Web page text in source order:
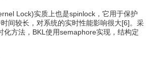
Lock)实质上也是spinlock，它用于保护
间较长，对系统的实时性能影响很大[6]。采
化方法，BKL使用semaphore实现，结构定